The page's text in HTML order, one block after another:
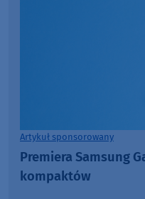
Artykuł sponsorowany
Premiera Samsung
kompaktów